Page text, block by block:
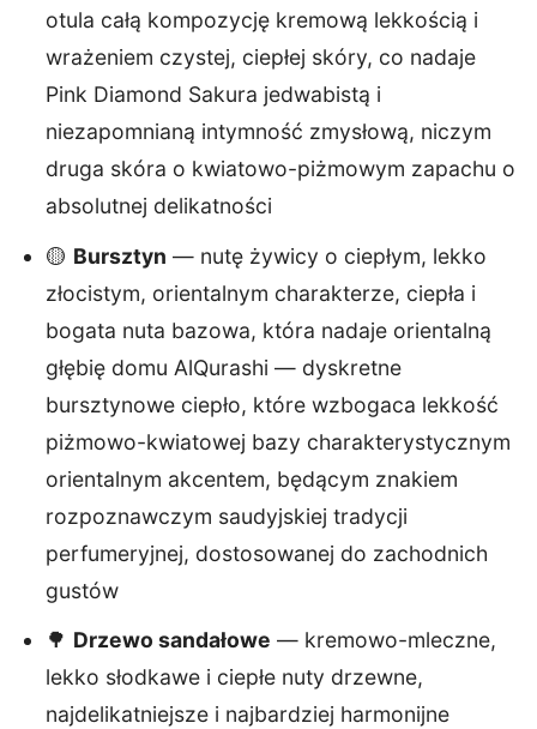
otula całą kompozycję kremową lekkością i
wrażeniem czystej, ciepłej skóry, co nadaje
Pink Diamond Sakura jedwabistą i
niezapomnianą intymność zmysłową, niczym
druga skóra o kwiatowo-piżmowym zapachu o
absolutnej delikatności
🟡 Bursztyn — nutę żywicy o ciepłym, lekko
złocistym, orientalnym charakterze, ciepła i
bogata nuta bazowa, która nadaje orientalną
głębię domu AlQurashi — dyskretne
bursztynowe ciepło, które wzbogaca lekkość
piżmowo-kwiatowej bazy charakterystycznym
orientalnym akcentem, będącym znakiem
rozpoznawczym saudyjskiej tradycji
perfumeryjnej, dostosowanej do zachodnich
gustów
🌳 Drzewo sandałowe — kremowo-mleczne,
lekko słodkawe i ciepłe nuty drzewne,
najdelikatniejsze i najbardziej harmonijne